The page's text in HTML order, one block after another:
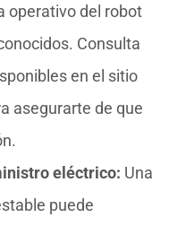
operativo del robot
Consulta
en el sitio
asegurarte de que
eléctrico: Una
puede